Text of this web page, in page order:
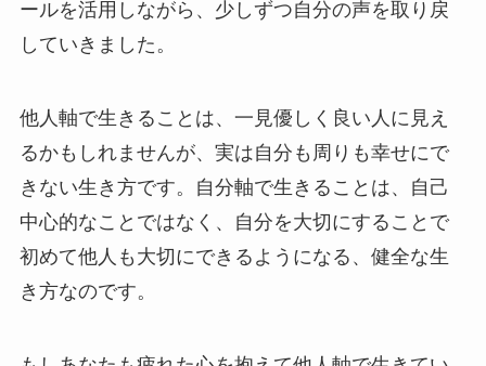
ールを活用しながら、少しずつ自分の声を取り戻
していきました。
他人軸で生きることは、一見優しく良い人に見え
るかもしれませんが、実は自分も周りも幸せにで
きない生き方です。自分軸で生きることは、自己
中心的なことではなく、自分を大切にすることで
初めて他人も大切にできるようになる、健全な生
き方なのです。